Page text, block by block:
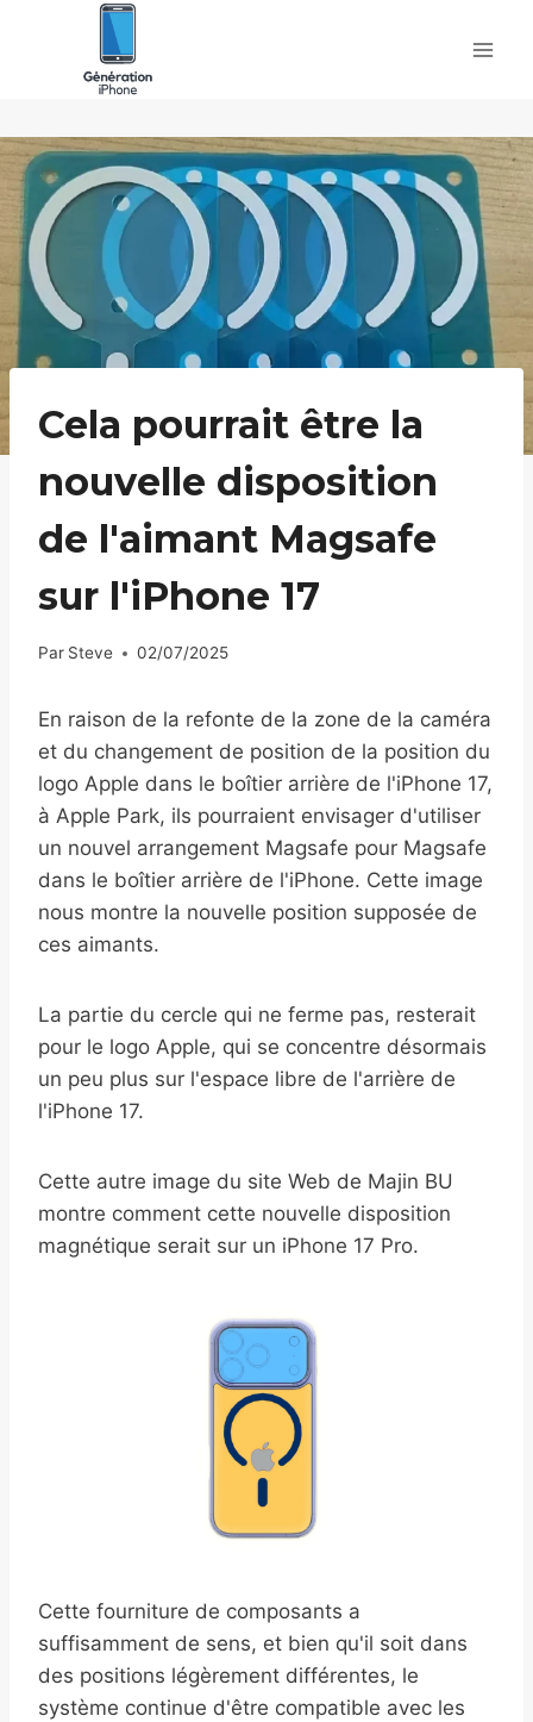
Cela pourrait être la
nouvelle disposition
de l'aimant Magsafe
sur l'iPhone 17
Par Steve 02/07/2025
En raison de la refonte de la zone de la caméra
et du changement de position de la position du
logo Apple dans le boîtier arrière de l'iPhone 17,
à Apple Park, ils pourraient envisager d'utiliser
un nouvel arrangement Magsafe pour Magsafe
dans le boîtier arrière de l'iPhone. Cette image
nous montre la nouvelle position supposée de
ces aimants.
La partie du cercle qui ne ferme pas, resterait
pour le logo Apple, qui se concentre désormais
un peu plus sur l'espace libre de l'arrière de
l'iPhone 17.
Cette autre image du site Web de Majin BU
montre comment cette nouvelle disposition
magnétique serait sur un iPhone 17 Pro.
Cette fourniture de composants a
suffisamment de sens, et bien qu'il soit dans
des positions légèrement différentes, le
système continue d'être compatible avec les